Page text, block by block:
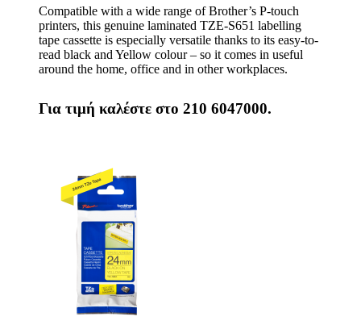
Compatible with a wide range of Brother’s P-touch
printers, this genuine laminated TZE-S651 labelling
tape cassette is especially versatile thanks to its easy-to-
read black and Yellow colour – so it comes in useful
around the home, office and in other workplaces.
Για τιμή καλέστε στο 210 6047000.